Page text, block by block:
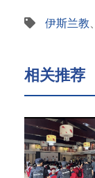
伊斯兰教、
相关推荐